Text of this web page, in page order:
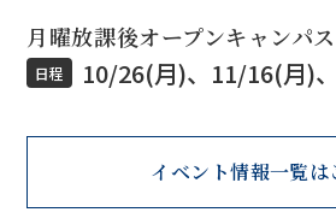
月曜放課後オープンキャンパス
日程 10/26(月)、11/16(月)
イベント情報一覧は